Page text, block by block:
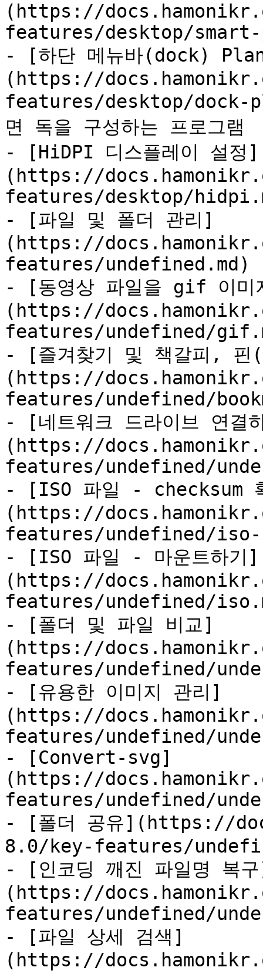
(https://
features/desktop/smart-
- [하단 메뉴바(dock)
(https://
features/desktop/dock-
면 독을 구성하는 프로그램
- [HiDPI 디스플레이 설정]
(https://
features/desktop/
- [파일 및 폴더 관리]
(https://
features/undefined.md)
- [동영상 파일을 gif 이미
(https://
features/undefined/
- [즐겨찾기 및 책갈피, 핀
(https://
features/undefined/
- [네트워크 드라이브 연결
(https://
features/undefined/
- [ISO 파일 - checksum
(https://
features/undefined/iso-
- [ISO 파일 - 마운트하기]
(https://
features/undefined/
- [폴더 및 파일 비교]
(https://
features/undefined/
- [유용한 이미지 관리]
(https://
features/undefined/
- [Convert-svg]
(https://
features/undefined/
- [폴더 공유](https://
8.0/key-features/
- [인코딩 깨진 파일명 복
(https://
features/undefined/
- [파일 상세 검색]
(https://